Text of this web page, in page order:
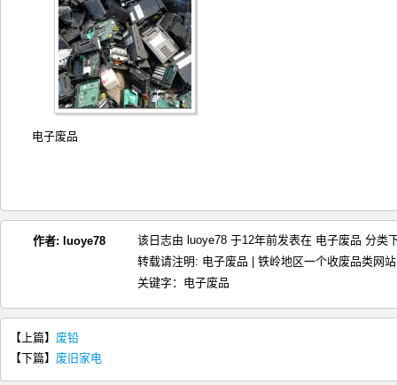
电子废品
作者: luoye78 该日志由 luoye78 于12年前发表在 电子废品 分类
转载请注明: 电子废品 | 铁岭地区一个收废品类网
关键字： 电子废品
【上篇】 废铅
【下篇】 废旧家电